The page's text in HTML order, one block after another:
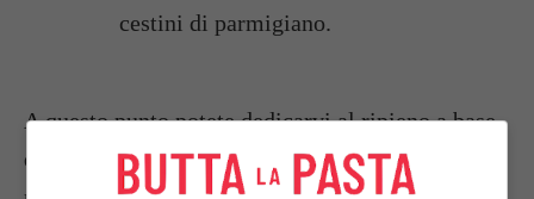
cestini di parmigiano.
A questo punto potete dedicarvi al ripieno a base
di fave fresche. Pulite le fave e sgusciatele